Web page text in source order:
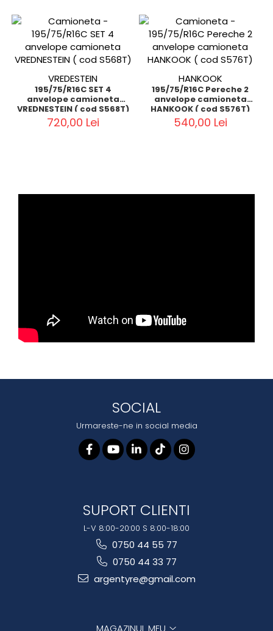
VREDESTEIN
195/75/R16C SET 4
anvelope camioneta
VREDNESTEIN ( cod S568T)
720,00 Lei
HANKOOK
195/75/R16C Pereche 2
anvelope camioneta
HANKOOK ( cod S576T)
540,00 Lei
SOCIAL
Urmareste-ne in social media
SUPORT CLIENTI
L-V 8:00-20:00 S 8:00-18:00
0750 44 55 77
0750 44 33 77
argentyre@gmail.com
MAGAZINUL MEU